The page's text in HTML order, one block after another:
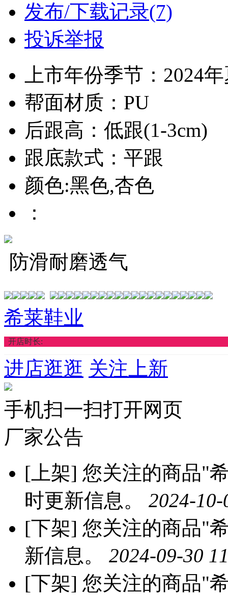
发布/下载记录(7)
投诉举报
上市年份季节：2024
帮面材质：PU
后跟高：低跟(1-3cm)
跟底款式：平跟
颜色:黑色,杏色
：
防滑耐磨透气
希莱鞋业
开店时长:
进店逛逛 关注上新
手机扫一扫打开网页
厂家公告
[上架] 您关注的商品"
时更新信息。 2024-
[下架] 您关注的商品"
新信息。 2024-09-30
[下架] 您关注的商品"